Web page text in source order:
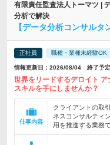
有限責任監査法人トーマツ |
分析で解決
【データ分析コンサル
正社員 職種・業種未経験OK
情報更新日：2026/08/04 終了予
世界をリードするデロイト
スキルを手にしませんか？
仕事内容
クライアントの取
ネスコンサルティ
用を推進する業務で